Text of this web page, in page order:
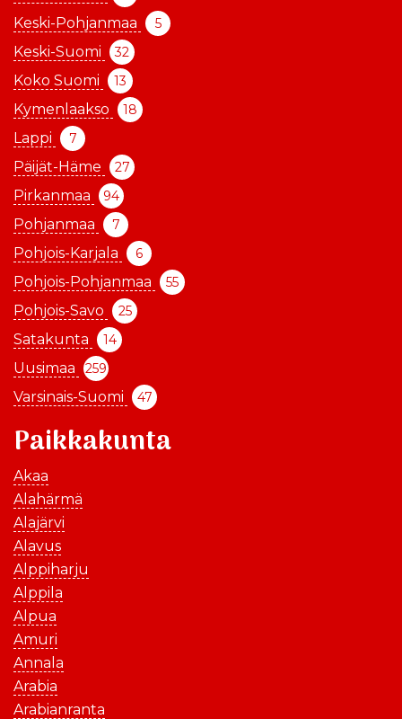
Keski-Pohjanmaa 5
Keski-Suomi 32
Koko Suomi 13
Kymenlaakso 18
Lappi 7
Päijät-Häme 27
Pirkanmaa 94
Pohjanmaa 7
Pohjois-Karjala 6
Pohjois-Pohjanmaa 55
Pohjois-Savo 25
Satakunta 14
Uusimaa 259
Varsinais-Suomi 47
Paikkakunta
Akaa
Alahärmä
Alajärvi
Alavus
Alppiharju
Alppila
Alpua
Amuri
Annala
Arabia
Arabianranta